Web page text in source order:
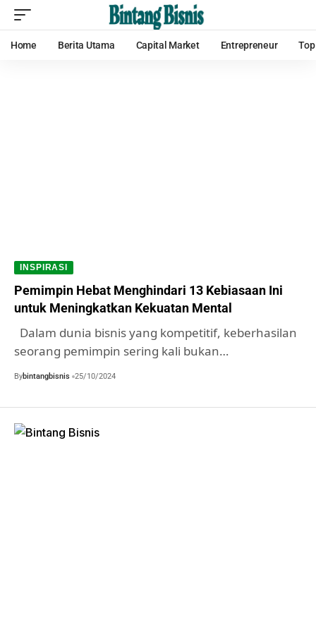
Home Berita Utama Capital Market Entrepreneur
INSPIRASI
Pemimpin Hebat Menghindari 13 Kebiasaan Ini
untuk Meningkatkan Kekuatan Mental
Dalam dunia bisnis yang kompetitif, keberhasilan
seorang pemimpin sering kali bukan…
Bybintangbisnis 25/10/2024